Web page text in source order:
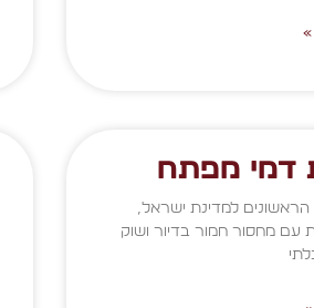
»
דמי מפתח
הראשונים למדינת ישראל,
עם מחסור חמור בדיור ושוק